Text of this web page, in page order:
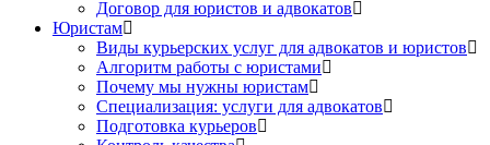
Договор для юристов и адвокатов
Юристам
Виды курьерских услуг для адвокатов и юристов
Алгоритм работы с юристами
Почему мы нужны юристам
Специализация: услуги для адвокатов
Подготовка курьеров